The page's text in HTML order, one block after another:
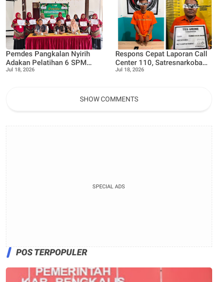
Komitmen P4GN
Pemdes Pangkalan Nyirih
Adakan Pelatihan 6 SPM
Posyandu, guna Tingkatkan
Jul 18, 2026
Respons Cepat Laporan Call
Center 110, Satresnarkoba
Polres Bengkalis Ungkap
Jul 18, 2026
SHOW COMMENTS
SPECIAL ADS
POS TERPOPULER